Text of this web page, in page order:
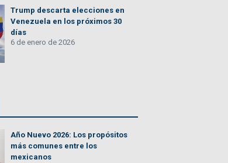
Trump descarta elecciones en
Venezuela en los próximos 30
días
6 de enero de 2026
Año Nuevo 2026: Los propósitos
más comunes entre los
mexicanos